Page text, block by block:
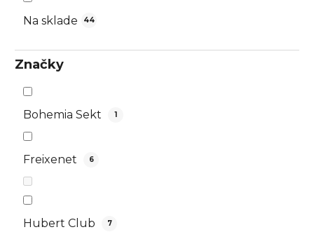
Na sklade 44
Značky
Bohemia Sekt 1
Freixenet 6
Hubert Club 7